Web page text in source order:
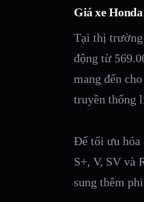
Giá xe
Tại thị trường
động từ
mang đến
truyền thống
Để tối ưu hóa
S+, V, SV và
sung thêm